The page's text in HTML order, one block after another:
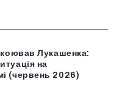
Лукашенка:
на
(червень 2026)